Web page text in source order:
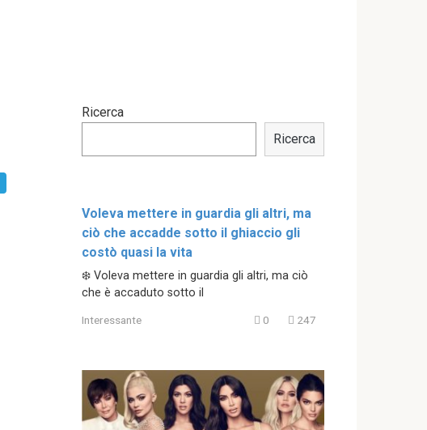
Ricerca
Ricerca
Voleva mettere in guardia gli altri, ma
ciò che accadde sotto il ghiaccio gli
costò quasi la vita
❄️ Voleva mettere in guardia gli altri, ma ciò
che è accaduto sotto il
Interessante 0 247